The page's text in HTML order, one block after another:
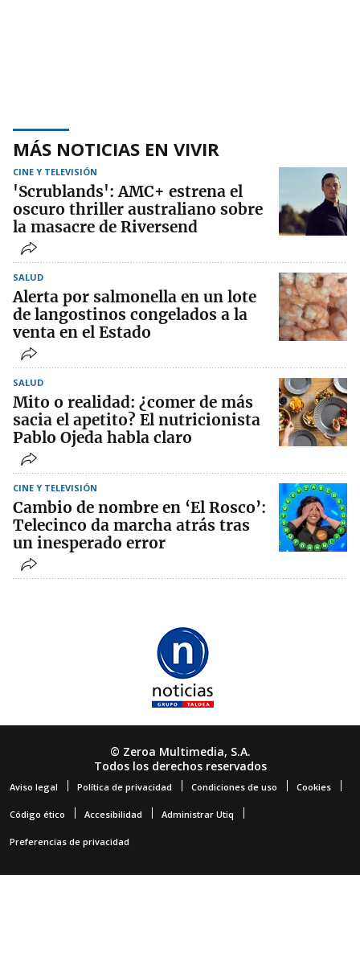
MÁS NOTICIAS EN VIVIR
CINE Y TELEVISIÓN
'Scrublands': AMC+ estrena el
oscuro thriller australiano sobre
la masacre de Riversend
SALUD
Alerta por salmonella en un lote
de langostinos congelados a la
venta en el Estado
SALUD
Mito o realidad: ¿comer de más
sacia el apetito? El nutricionista
Pablo Ojeda habla claro
CINE Y TELEVISIÓN
Cambio de nombre en ‘El Rosco’:
Telecinco da marcha atrás tras
un inesperado error
© Zeroa Multimedia, S.A.
Todos los derechos reservados
Aviso legal Política de privacidad Condiciones de uso Cookies
Código ético Accesibilidad Administrar Utiq
Preferencias de privacidad